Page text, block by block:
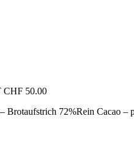
50.00
Brotaufstrich 72%Rein Cacao